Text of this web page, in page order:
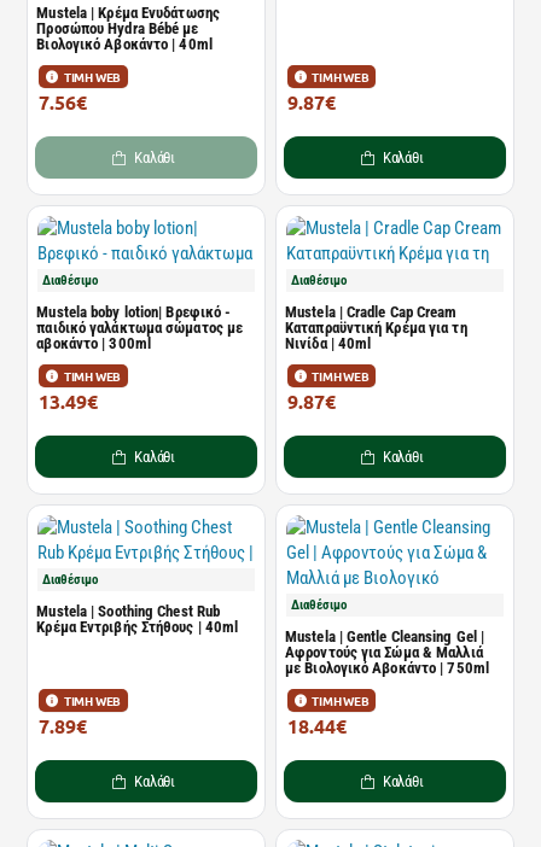
Mustela | Κρέμα Ενυδάτωσης
Προσώπου Hydra Bébé με
Βιολογικό Αβοκάντο | 40ml
ΤΙΜΗ WEB
7.56€
Καλάθι
ΤΙΜΗ WEB
9.87€
Καλάθι
Διαθέσιμο
Mustela boby lotion| Βρεφικό -
παιδικό γαλάκτωμα σώματος με
αβοκάντο | 300ml
ΤΙΜΗ WEB
13.49€
Καλάθι
Διαθέσιμο
Mustela | Cradle Cap Cream
Καταπραϋντική Κρέμα για τη
Νινίδα | 40ml
ΤΙΜΗ WEB
9.87€
Καλάθι
Διαθέσιμο
Mustela | Soothing Chest Rub
Κρέμα Εντριβής Στήθους | 40ml
ΤΙΜΗ WEB
7.89€
Καλάθι
Διαθέσιμο
Mustela | Gentle Cleansing Gel |
Αφροντούς για Σώμα & Μαλλιά
με Βιολογικό Αβοκάντο | 750ml
ΤΙΜΗ WEB
18.44€
Καλάθι